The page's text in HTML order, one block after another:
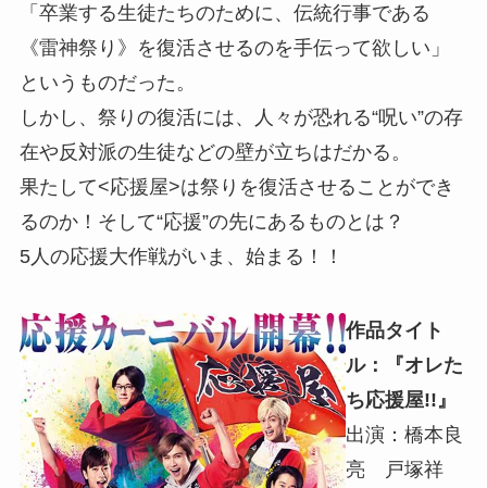
「卒業する生徒たちのために、伝統行事である
《雷神祭り》を復活させるのを手伝って欲しい」
というものだった。
しかし、祭りの復活には、人々が恐れる“呪い”の存
在や反対派の生徒などの壁が立ちはだかる。
果たして<応援屋>は祭りを復活させることができ
るのか！そして“応援”の先にあるものとは？
5人の応援大作戦がいま、始まる！！
作品タイト
ル：『オレた
ち応援屋!!』
出演：橋本良
亮 戸塚祥